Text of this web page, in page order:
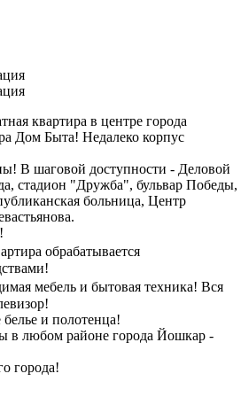
квартира в центре города
Дом Быта! Недалеко корпус
В шаговой доступности - Деловой
стадион "Дружба", бульвар Победы,
больница, Центр
обрабатывается
мебель и бытовая техника! Вся
белье и полотенца!
в любом районе города Йошкар -
города!